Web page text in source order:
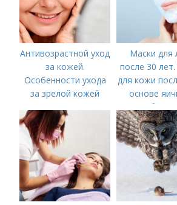
Антивозрастной уход
за кожей.
Особенности ухода
за зрелой кожей
Маски для
после 30
для кожи
основе
белка